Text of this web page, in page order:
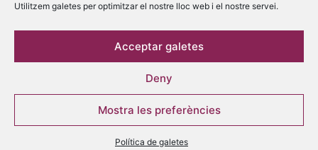
Utilitzem galetes per optimitzar el nostre lloc web i el nostre servei.
Acceptar galetes
Deny
Mostra les preferències
Política de galetes
Segueix-nos
© 2016 La Guia de Reus | Creada per Be Marketing